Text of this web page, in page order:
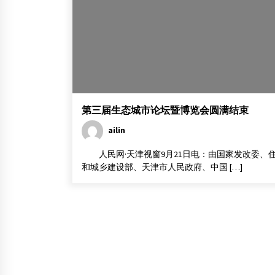
2018年3月11日
第三届生态城市论坛暨博览会圆满结束
ailin
人民网·天津视窗9月21日电：由国家发改委、
和城乡建设部、天津市人民政府、中国 […]